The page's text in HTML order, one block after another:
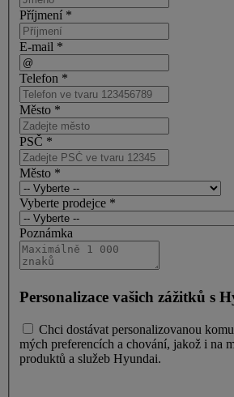
Příjmení *
E-mail *
Telefon *
Město *
PSČ *
Město *
Vyberte prodejce *
Poznámka
Personalizace vašich zážitků s
Chci dostávat personalizovanou
mých preferencích a chování, jakož i na
produktů a služeb Hyundai.